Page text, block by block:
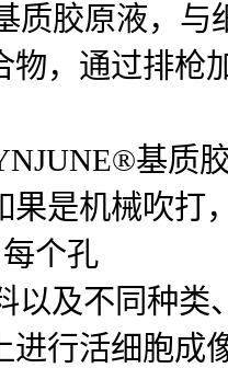
质胶原液，与
物，通过排枪
基质
果是机械吹打
个孔
以及不同种
进行活细胞成